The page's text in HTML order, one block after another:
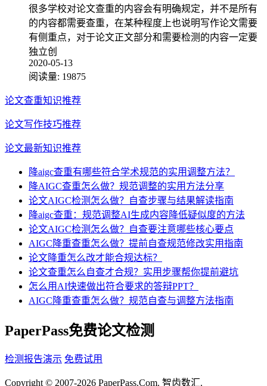
很多学校对论文查重的内容会有明确规定，并不是所有
的内容都需要查重，在某种程度上也说明写作论文需要
有侧重点，对于论文正文部分和需要检测的内容一定要
独立创
2020-05-13
阅读量: 19875
论文查重知识推荐
论文写作技巧推荐
论文最新知识推荐
降aigc查重有哪些符合学术规范的实用调整方法？
降AIGC查重怎么做？规范调整的实用方法分享
论文AIGC检测怎么做？自查步骤与结果解读指南
降aigc查重：规范调整AI生成内容降低疑似度的方法
论文AIGC检测怎么做？自查要注意哪些核心要点
AIGC降重查重怎么做？提前自查规范修改实用指南
论文降重怎么改才能合规达标？
论文查重怎么自查才合规？实用步骤帮你提前避坑
怎么用AI快速做出符合要求的答辩PPT？
AIGC降重查重怎么做？规范自查与调整方法指南
PaperPass免费论文检测
检测报告演示 免费试用
Copyright © 2007-2026 PaperPass.Com. 智齿数汇.